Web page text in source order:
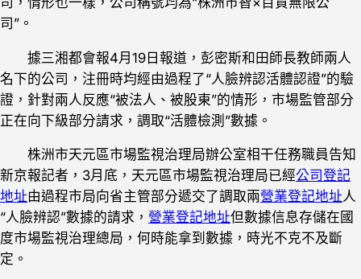
司”。
據三湘都會報4月19日報道，彭密斯和田師長教師兩人
名下的公司，注冊時均經由過程了“人臉辨認活體認證”的驗
證，針對兩人反應“被法人、被股東”的情形，市場監管部分
正在向下級部分請求，調取“活體檢測”數據。
株洲市天元區市場監視治理局辦公室相干任務職員告知
新京報記者，3月底，天元區市場監視治理局已經公司登記
地址由過程市局向省主管部分遞交了調取兩營業登記地址人
“人臉辨認”數據的請求， 營業登記地址但數據信息存儲在國
度市場監視治理總局，何時能拿到數據，時光不克不及斷
定。